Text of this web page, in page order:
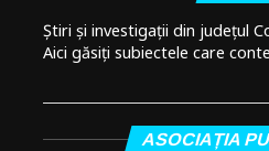
Știri și investigații din județul
Aici găsiți subiectele care
ASOCIAȚIA